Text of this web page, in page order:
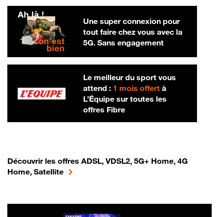
Une super connexion pour
tout faire chez vous avec la
5G. Sans engagement
Le meilleur du sport vous
attend : 1 mois offertà
L’Équipe sur toutes les
offres Fibre
Découvrir les offres ADSL, VDSL2, 5G+ Home, 4G
Home, Satellite